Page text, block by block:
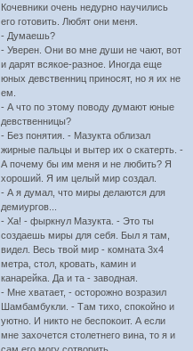
Кочевники очень недурно научились
его готовить. Любят они меня.
- Думаешь?
- Уверен. Они во мне души не чают, вот
и дарят всякое-разное. Иногда еще
юных девственниц приносят, но я их не
ем.
- А что по этому поводу думают юные
девственницы?
- Без понятия. - Мазукта облизал
жирные пальцы и вытер их о скатерть. -
А почему бы им меня и не любить? Я
хороший. Я им целый мир создал.
- А я думал, что миры делаются для
демиургов...
- Ха! - фыркнул Мазукта. - Это ты
создаешь миры для себя. Был я там,
видел. Весь твой мир - комната 3х4
метра, стол, кровать, камин и
канарейка. Да и та - заводная.
- Мне хватает, - осторожно возразил
Шамбамбукли. - Там тихо, спокойно и
уютно. И никто не беспокоит. А если
мне захочется столетнего вина, то я и